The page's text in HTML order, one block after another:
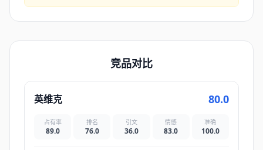
竞品对比
英维克 80.0
占有率
89.0
排名
76.0
引文
36.0
情感
83.0
准确
100.0